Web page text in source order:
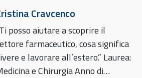
Cravcenco
posso aiutare a scoprire il
farmaceutico, cosa significa
e lavorare all’estero.” Laurea:
e Chirurgia Anno di…